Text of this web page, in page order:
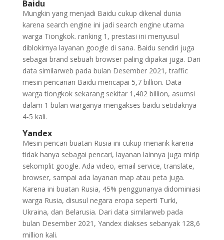
Baidu
Mungkin yang menjadi Baidu cukup dikenal dunia
karena search engine ini jadi search engine utama
warga Tiongkok. ranking 1, prestasi ini menyusul
diblokirnya layanan google di sana. Baidu sendiri juga
sebagai brand sebuah browser paling dipakai juga. Dari
data similarweb pada bulan Desember 2021, traffic
mesin pencarian Baidu mencapai 5,7 billion. Data
warga tiongkok sekarang sekitar 1,402 billion, asumsi
dalam 1 bulan warganya mengakses baidu setidaknya
4-5 kali.
Yandex
Mesin pencari buatan Rusia ini cukup menarik karena
tidak hanya sebagai pencari, layanan lainnya juga mirip
sekomplit google. Ada video, email service, translate,
browser, sampai ada layanan map atau peta juga.
Karena ini buatan Rusia, 45% penggunanya didominiasi
warga Rusia, disusul negara eropa seperti Turki,
Ukraina, dan Belarusia. Dari data similarweb pada
bulan Desember 2021, Yandex diakses sebanyak 128,6
million kali.